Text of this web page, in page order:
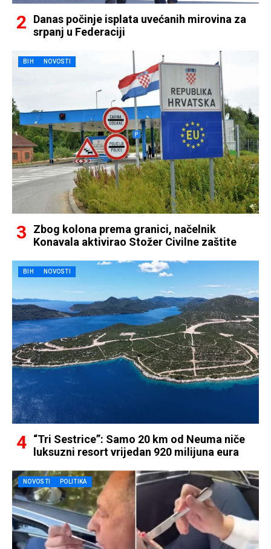
Danas počinje isplata uvećanih mirovina za
srpanj u Federaciji
BIH NOVOSTI
Zbog kolona prema granici, načelnik
Konavala aktivirao Stožer Civilne zaštite
BIH NOVOSTI
“Tri Sestrice”: Samo 20 km od Neuma niče
luksuzni resort vrijedan 920 milijuna eura
NOVOSTI POLITIKA